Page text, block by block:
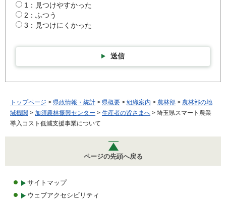
1：見つけやすかった
2：ふつう
3：見つけにくかった
送信
トップページ > 県政情報・統計 > 県概要 > 組織案内 > 農林部 > 農林部の地
域機関 > 加須農林振興センター > 生産者の皆さまへ > 埼玉県スマート農業
導入コスト低減支援事業について
ページの先頭へ戻る
サイトマップ
ウェブアクセシビリティ